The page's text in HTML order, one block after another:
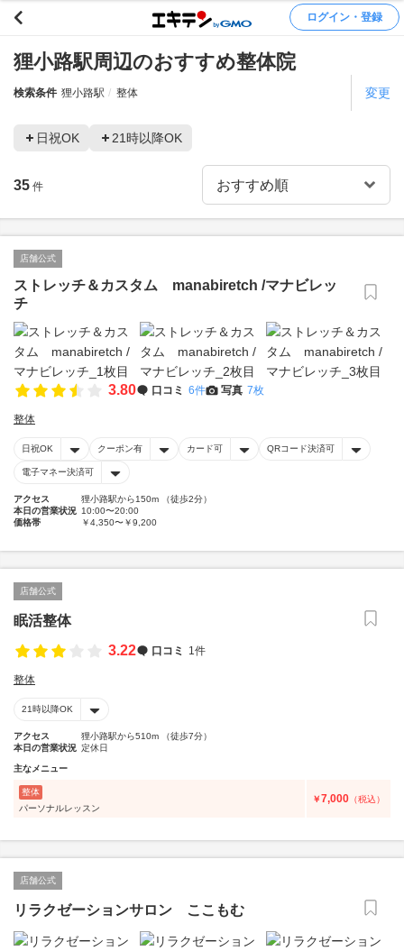
ログイン・登録
狸小路駅周辺のおすすめ整体院
検索条件 狸小路駅 整体 変更
日祝OK 21時以降OK
35 件
店舗公式
ストレッチ＆カスタム manabiretch /マナビレッ
チ
3.80 口コミ 6件 写真 7枚
整体
日祝OK クーポン有 カード可 QRコード決済可
電子マネー決済可
アクセス
狸小路駅から150m （徒歩2分）
本日の営業状況 10:00〜20:00
価格帯
￥4,350〜￥9,200
店舗公式
眠活整体
3.22
口コミ 1件
整体
21時以降OK
アクセス
狸小路駅から510m （徒歩7分）
本日の営業状況 定休日
主なメニュー
整体
パーソナルレッスン
￥7,000 （税込）
店舗公式
リラクゼーションサロン ここもむ